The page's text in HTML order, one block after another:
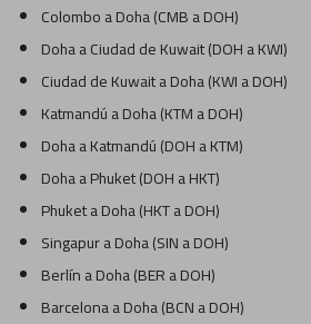
Colombo a Doha (CMB a DOH)
Doha a Ciudad de Kuwait (DOH a KWI)
Ciudad de Kuwait a Doha (KWI a DOH)
Katmandú a Doha (KTM a DOH)
Doha a Katmandú (DOH a KTM)
Doha a Phuket (DOH a HKT)
Phuket a Doha (HKT a DOH)
Singapur a Doha (SIN a DOH)
Berlín a Doha (BER a DOH)
Barcelona a Doha (BCN a DOH)